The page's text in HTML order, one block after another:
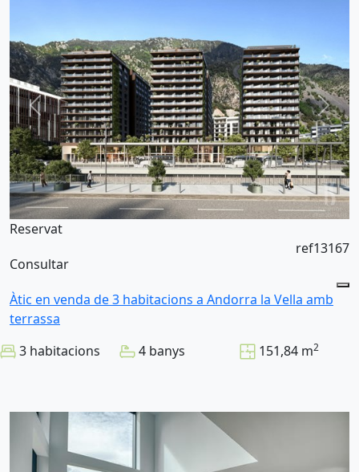
Reservat
Consultar
ref13167
Àtic en venda de 3 habitacions a Andorra la Vella amb
terrassa
3 habitacions
4 banys 151,84 m2